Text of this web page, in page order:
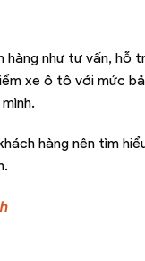
như tư vấn,
xe ô tô với mức
hàng nên tìm